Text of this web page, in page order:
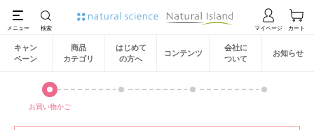
キャン
ペーン
商品
カテゴリ
はじめて
の方へ
コンテンツ
会社に
ついて
お知らせ
お買い物かご